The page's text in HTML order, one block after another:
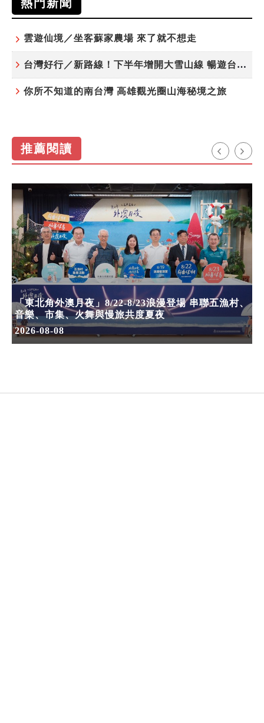
熱門新聞
雲遊仙境／坐客蘇家農場 來了就不想走
台灣好行／新路線！下半年增開大雪山線 暢遊台中更便利
你所不知道的南台灣 高雄觀光圈山海秘境之旅
推薦閱讀
「東北角外澳月夜」8/22-8/23浪漫登場 串聯五漁村、
音樂、市集、火舞與慢旅共度夏夜
2026-08-08